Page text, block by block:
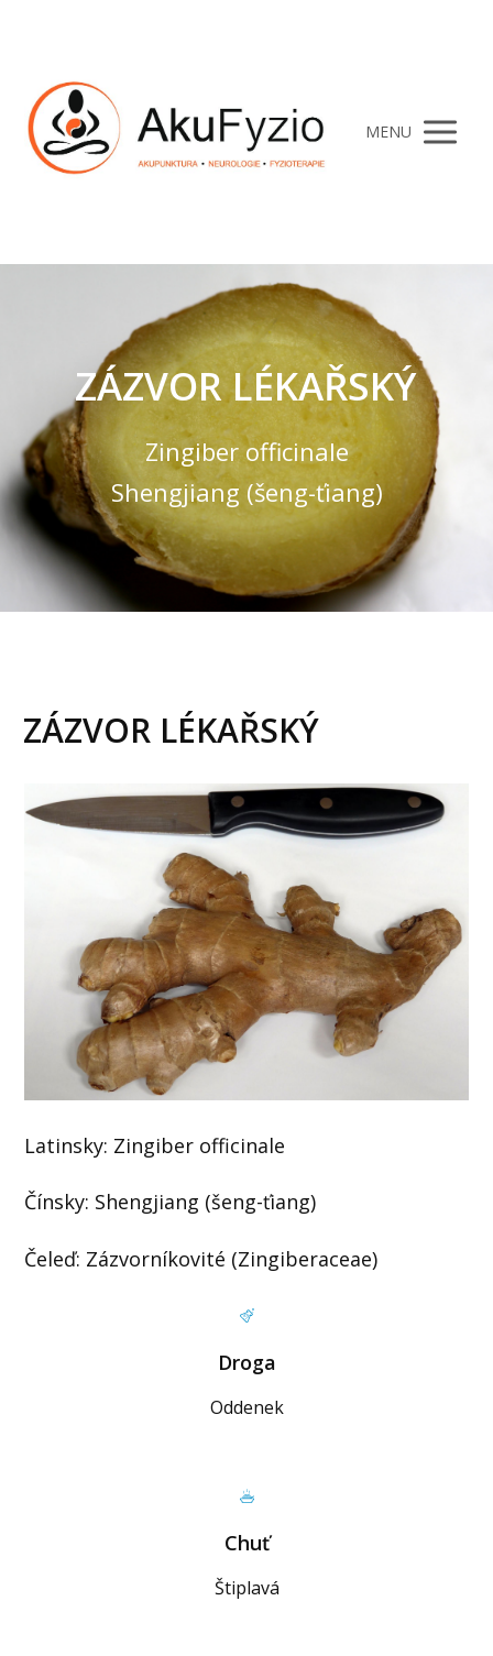
MENU
ZÁZVOR LÉKAŘSKÝ
Zingiber officinale
Shengjiang (šeng-ťiang)
ZÁZVOR LÉKAŘSKÝ
Latinsky: Zingiber officinale
Čínsky: Shengjiang (šeng-ťiang)
Čeleď: Zázvorníkovité (Zingiberaceae)
Droga
Oddenek
Chuť
Štiplavá